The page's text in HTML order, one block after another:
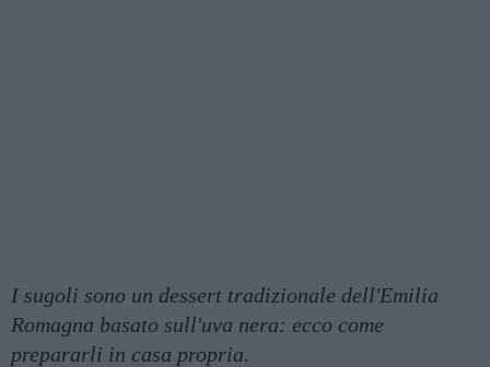
I sugoli sono un dessert tradizionale dell'Emilia
Romagna basato sull'uva nera: ecco come
prepararli in casa propria.